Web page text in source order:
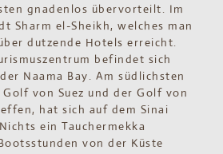
gnadenlos übervorteilt. Im
Sharm el-Sheikh, welches man
dutzende Hotels erreicht.
befindet sich
Naama Bay. Am südlichsten
von Suez und der Golf von
hat sich auf dem Sinai
ein Tauchermekka
von der Küste